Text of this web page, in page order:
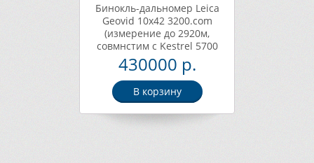
Бинокль-дальномер Leica
Geovid 10x42 3200.com
(измерение до 2920м,
совмнстим с Kestrel 5700
Elite, Leica Hunting App)
430000 р.
В корзину